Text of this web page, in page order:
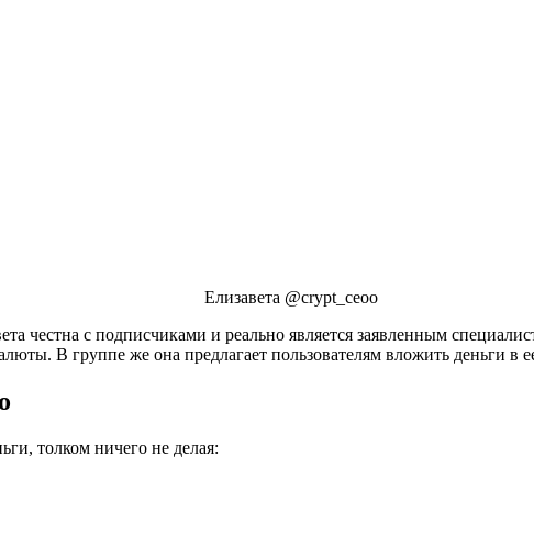
Елизавета @crypt_ceoo
честна с подписчиками и реально является заявленным
В группе же она предлагает пользователям вложить деньги в
толком ничего не делая: